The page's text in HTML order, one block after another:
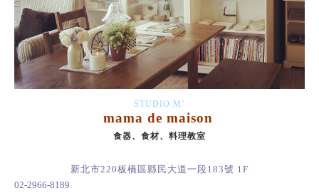
STUDIO M’
mama de maison
食器、食材、料理教室
新北市220板橋區縣民大道一段183號 1F
02-2966-8189